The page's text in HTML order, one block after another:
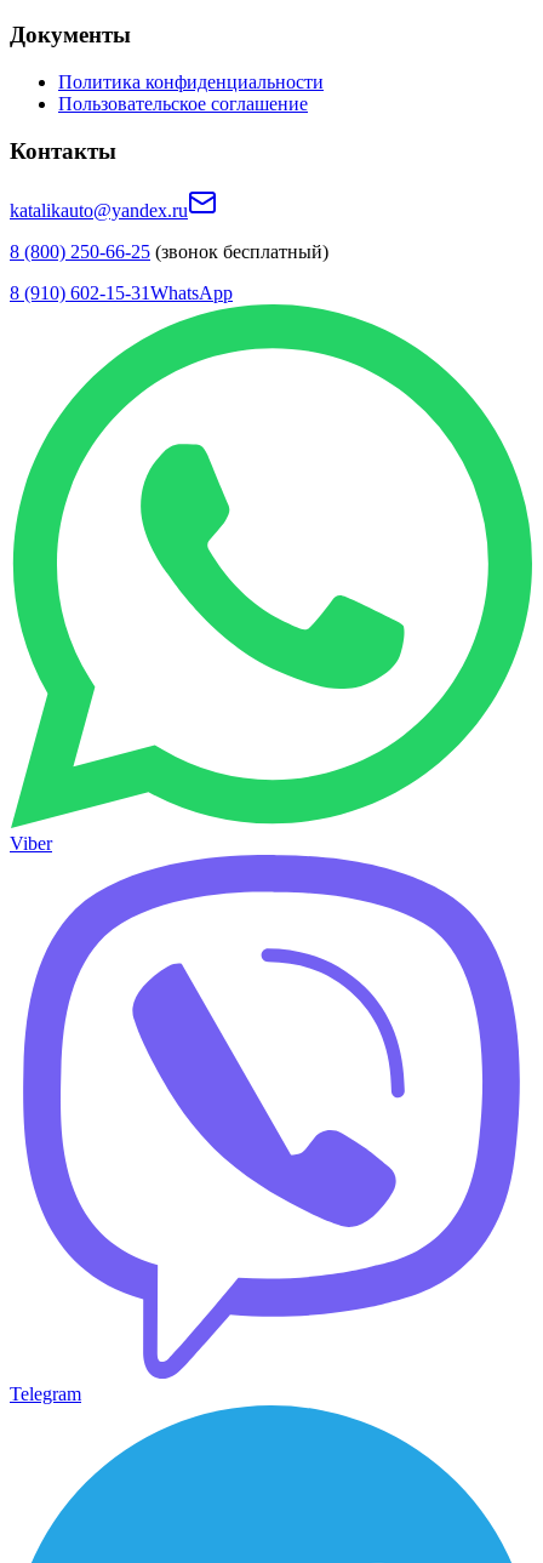
Документы
Политика конфиденциальности
Пользовательское соглашение
Контакты
katalikauto@yandex.ru
8 (800) 250-66-25 (звонок бесплатный)
8 (910) 602-15-31WhatsApp
Viber
Telegram